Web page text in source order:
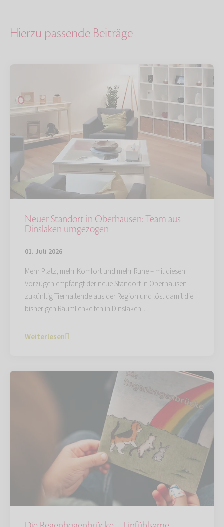
Hierzu passende Beiträge
Neuer Standort in Oberhausen: Team aus
Dinslaken umgezogen
01. Juli 2026
Mehr Platz, mehr Komfort und mehr Ruhe – mit diesen
Vorzügen empfängt der neue Standort in Oberhausen
zukünftig Tierhaltende aus der Region und löst damit die
bisherigen Räumlichkeiten in Dinslaken…
Weiterlesen